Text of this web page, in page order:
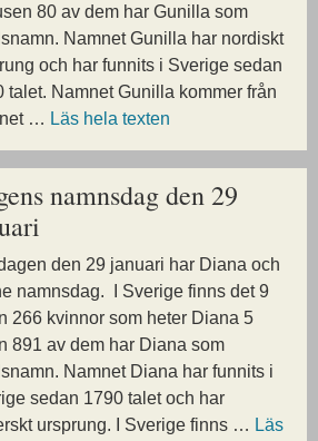
80 av dem har Gunilla som
Namnet Gunilla har nordiskt
och har funnits i Sverige sedan
talet. Namnet Gunilla kommer från
… Läs hela texten
namnsdag den 29
den 29 januari har Diana och
namnsdag. I Sverige finns det 9
266 kvinnor som heter Diana 5
891 av dem har Diana som
Namnet Diana har funnits i
sedan 1790 talet och har
ursprung. I Sverige finns … Läs